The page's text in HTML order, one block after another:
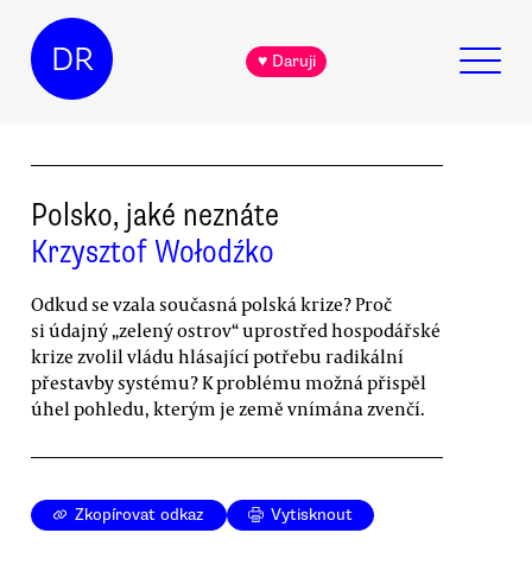
DR ♥ Daruji
Polsko, jaké neznáte
Krzysztof Wołodźko
Odkud se vzala současná polská krize? Proč
si údajný „zelený ostrov“ uprostřed hospodářské
krize zvolil vládu hlásající potřebu radikální
přestavby systému? K problému možná přispěl
úhel pohledu, kterým je země vnímána zvenčí.
Zkopírovat odkaz Vytisknout